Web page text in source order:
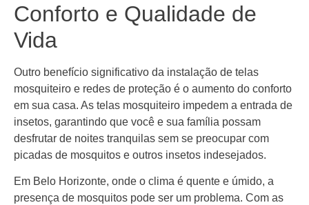
Conforto e Qualidade de
Vida
Outro benefício significativo da instalação de telas
mosquiteiro e redes de proteção é o aumento do conforto
em sua casa. As telas mosquiteiro impedem a entrada de
insetos, garantindo que você e sua família possam
desfrutar de noites tranquilas sem se preocupar com
picadas de mosquitos e outros insetos indesejados.
Em Belo Horizonte, onde o clima é quente e úmido, a
presença de mosquitos pode ser um problema. Com as